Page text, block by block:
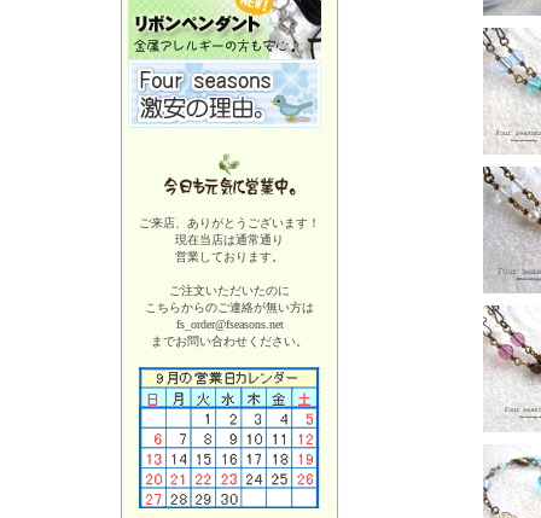
ご来店、ありがとうございます！
現在当店は通常通り
営業しております。
ご注文いただいたのに
こちらからのご連絡が無い方は
fs_order@fseasons.net
までお問い合わせください。